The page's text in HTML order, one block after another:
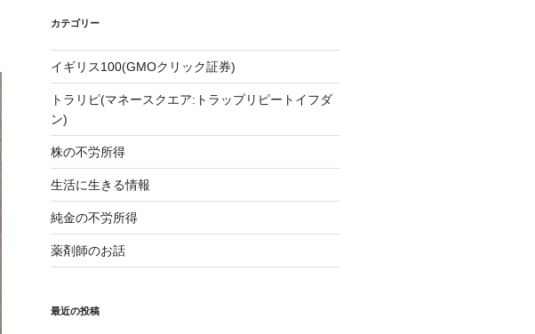
カテゴリー
イギリス100(GMOクリック証券)
トラリピ(マネースクエア:トラップリピートイフダ
ン)
株の不労所得
生活に生きる情報
純金の不労所得
薬剤師のお話
最近の投稿